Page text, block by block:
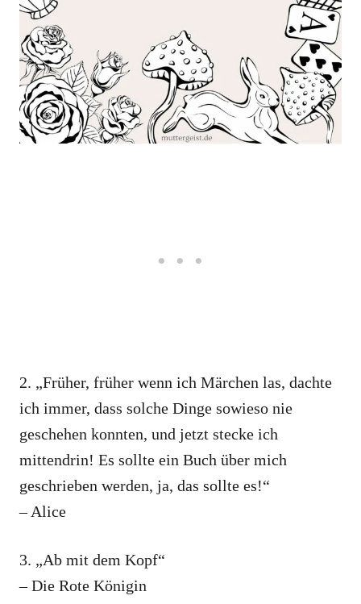
2. „Früher, früher wenn ich Märchen las, dachte
ich immer, dass solche Dinge sowieso nie
geschehen konnten, und jetzt stecke ich
mittendrin! Es sollte ein Buch über mich
geschrieben werden, ja, das sollte es!“
– Alice
3. „Ab mit dem Kopf“
– Die Rote Königin